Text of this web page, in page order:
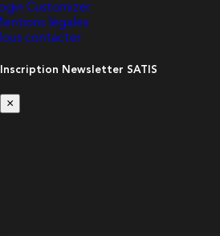
Customizer
légales
contacter
Inscription Newsletter SATIS
×